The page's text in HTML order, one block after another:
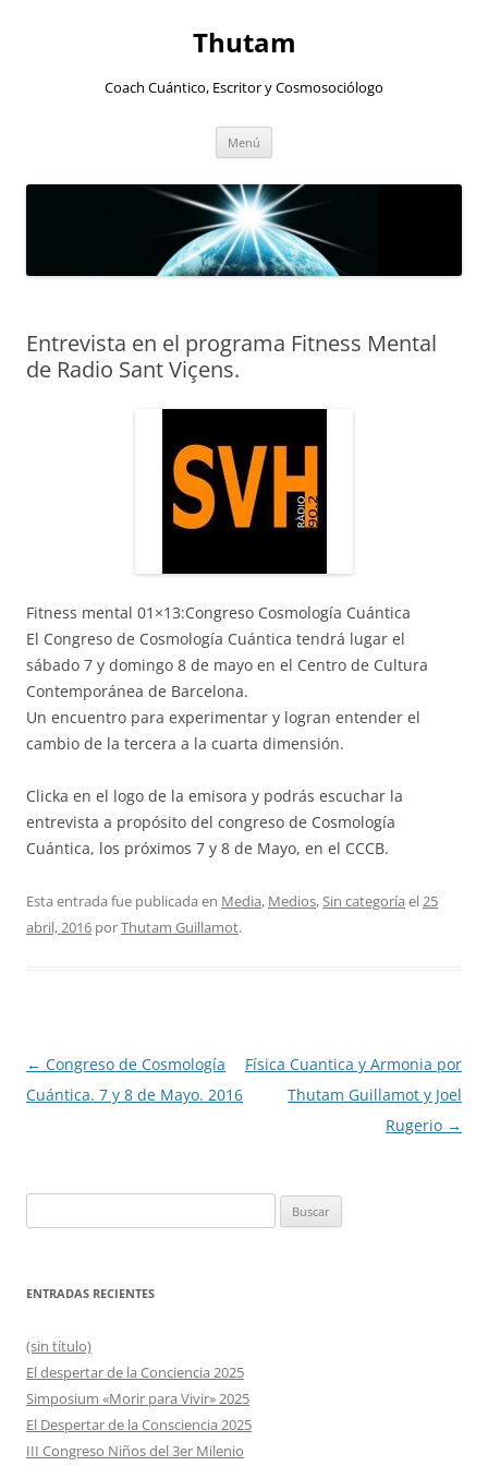
Thutam
Coach Cuántico, Escritor y Cosmosociólogo
Menú
Entrevista en el programa Fitness Mental
de Radio Sant Viçens.
Fitness mental 01×13:Congreso Cosmología Cuántica
El Congreso de Cosmología Cuántica tendrá lugar el
sábado 7 y domingo 8 de mayo en el Centro de Cultura
Contemporánea de Barcelona.
Un encuentro para experimentar y logran entender el
cambio de la tercera a la cuarta dimensión.
Clicka en el logo de la emisora y podrás escuchar la
entrevista a propósito del congreso de Cosmología
Cuántica, los próximos 7 y 8 de Mayo, en el CCCB.
Esta entrada fue publicada en Media, Medios,Sin categoría el25
abril, 2016 porThutam Guillamot.
Navegación
de
← Congreso de Cosmología
Cuántica. 7 y 8 de Mayo. 2016
Física Cuantica y Armonia por
Thutam Guillamot y Joel
Rugerio →
ENTRADAS RECIENTES
(sin título)
El despertar de la Conciencia 2025
Simposium «Morir para Vivir» 2025
El Despertar de la Consciencia 2025
III Congreso Niños del 3er Milenio